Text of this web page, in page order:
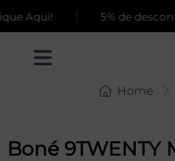
Aqui! 5% de
Home
Boné 9TWENTY